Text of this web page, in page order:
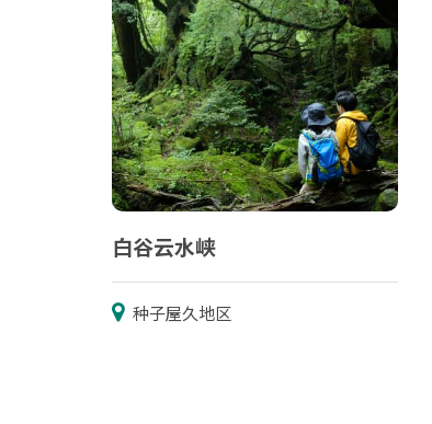
白谷云水峡
种子屋久地区